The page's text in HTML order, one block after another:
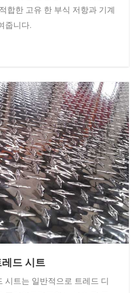
합한 고유 한 부식 저항과 기계
줍니다.
드 시트